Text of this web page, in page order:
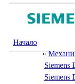
Начало
»
Siemens
Siemens